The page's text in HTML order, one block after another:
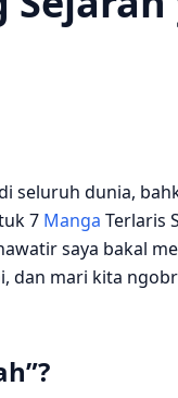
seluruh dunia,
7 Manga Terlaris
saya bakal
dan mari kita